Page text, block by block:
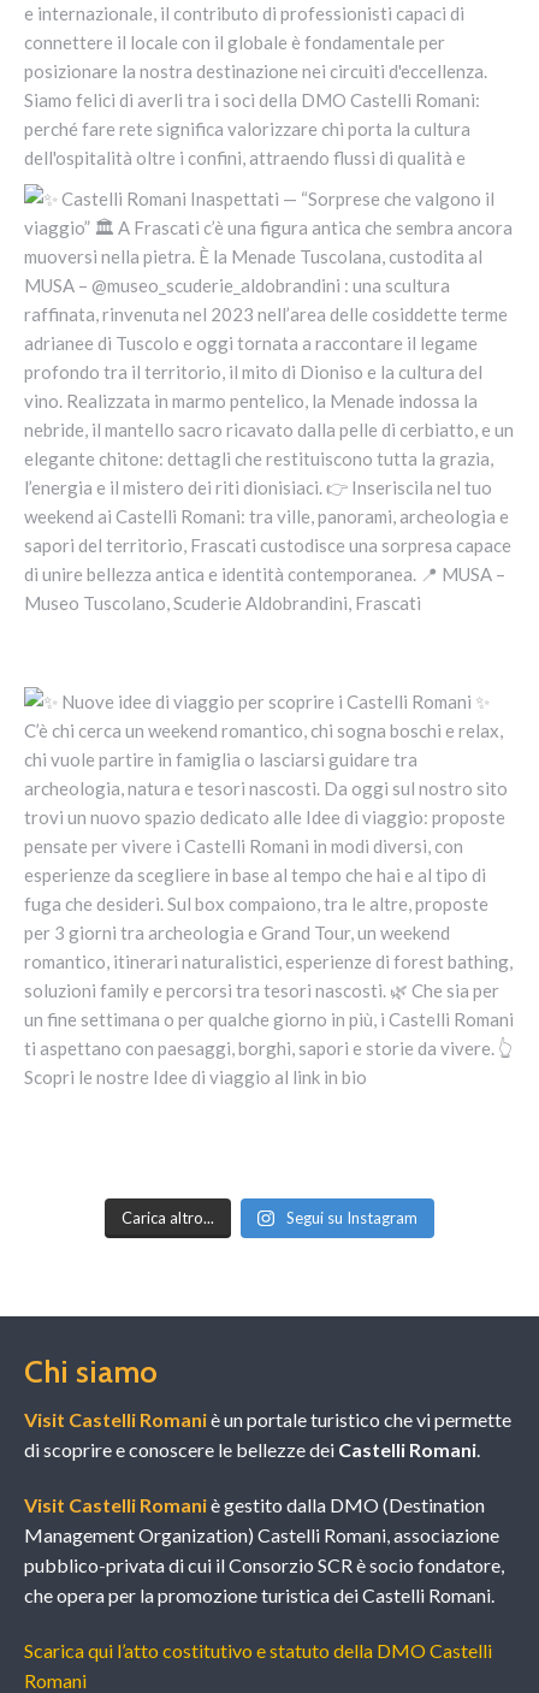
Carica altro... Segui su Instagram
Chi siamo
Visit Castelli Romaniè un portale turistico che vi permette
di scoprire e conoscere le bellezze dei Castelli Romani.
Visit Castelli Romaniè gestito dalla DMO (Destination
Management Organization) Castelli Romani, associazione
pubblico-privata di cui il Consorzio SCR è socio fondatore,
che opera per la promozione turistica dei Castelli Romani.
Scarica qui l’atto costitutivo e statuto della DMO Castelli
Romani